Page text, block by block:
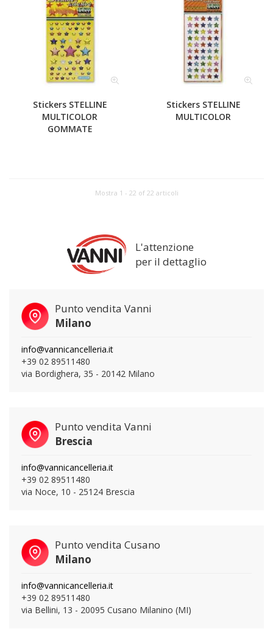
Stickers STELLINE
MULTICOLOR
GOMMATE
Stickers STELLINE
MULTICOLOR
Mostra 1 - 22 of 22 articoli
L'attenzione
per il dettaglio
Punto vendita Vanni
Milano
info@vannicancelleria.it
+39 02 89511480
via Bordighera, 35 - 20142 Milano
Punto vendita Vanni
Brescia
info@vannicancelleria.it
+39 02 89511480
via Noce, 10 - 25124 Brescia
Punto vendita Cusano
Milano
info@vannicancelleria.it
+39 02 89511480
via Bellini, 13 - 20095 Cusano Milanino (MI)